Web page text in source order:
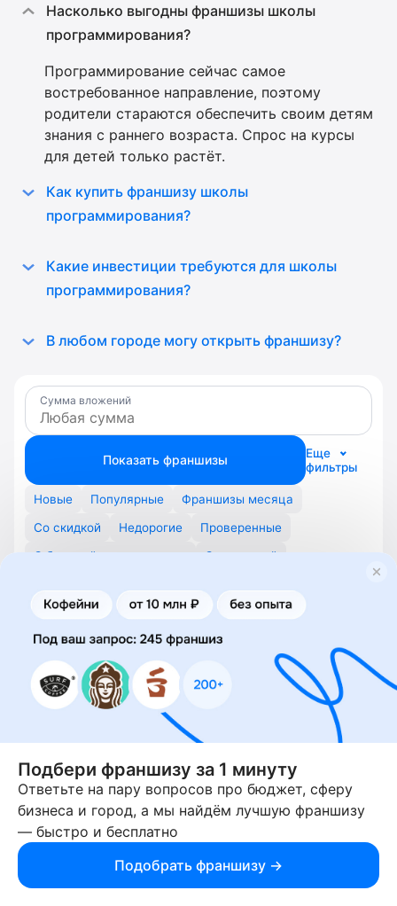
Насколько выгодны франшизы школы
программирования?
Программирование сейчас самое
востребованное направление, поэтому
родители стараются обеспечить своим детям
знания с раннего возраста. Спрос на курсы
для детей только растёт.
Как купить франшизу школы
программирования?
Какие инвестиции требуются для школы
программирования?
В любом городе могу открыть франшизу?
Сумма вложений
Показать франшизы
Еще
фильтры
Новые Популярные
Франшизы месяца
Со скидкой
Недорогие
Проверенные
С быстрой окупаемостью
С гарантией
Для маленьких городов
Для крупных городов
Служба поддержки 9:00 - 18:00 по МСК
8 800 201-40-29
sp@businessmens.ru
Подбери франшизу за 1 минуту
Ответьте на пару вопросов про бюджет, сферу
бизнеса и город, а мы найдём лучшую франшизу
— быстро и бесплатно
Подобрать франшизу →